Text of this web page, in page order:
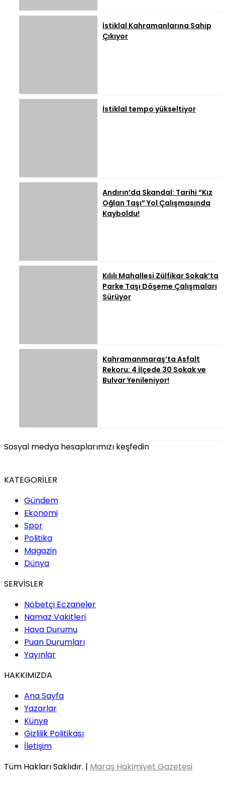
İstiklal Kahramanlarına Sahip
Çıkıyor
İstiklal tempo yükseltiyor
Andırın’da Skandal: Tarihi “Kız
Oğlan Taşı” Yol Çalışmasında
Kayboldu!
Kılılı Mahallesi Zülfikar Sokak’ta
Parke Taşı Döşeme Çalışmaları
Sürüyor
Kahramanmaraş’ta Asfalt
Rekoru: 4 İlçede 30 Sokak ve
Bulvar Yenileniyor!
Sosyal medya hesaplarımızı keşfedin
KATEGORİLER
Gündem
Ekonomi
Spor
Politika
Magazin
Dünya
SERVİSLER
Nöbetçi Eczaneler
Namaz Vakitleri
Hava Durumu
Puan Durumları
Yayınlar
HAKKIMIZDA
Ana Sayfa
Yazarlar
Künye
Gizlilik Politikası
İletişim
Tüm Hakları Saklıdır. | Maraş Hakimiyet Gazetesi